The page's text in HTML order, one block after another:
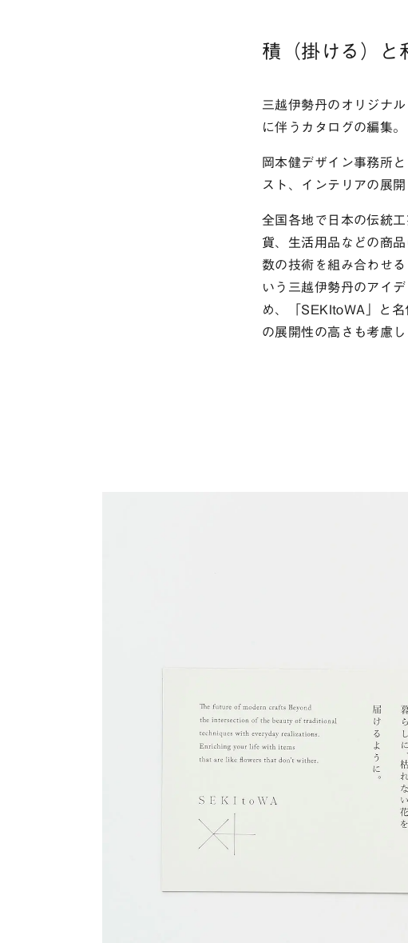
積（掛ける）と
三越伊勢丹のオリジナ
に伴うカタログの編集。
岡本健デザイン事務所
スト、インテリアの展
全国各地で日本の伝統
貨、生活用品などの商
数の技術を組み合わせ
いう三越伊勢丹のアイ
め、「SEKItoWA」と
の展開性の高さも考慮し